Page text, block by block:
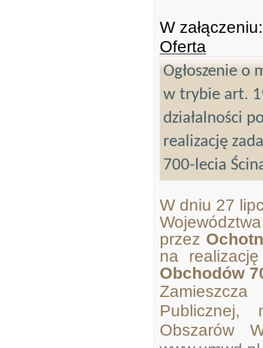
W załączeniu:
Oferta
Ogłoszenie o
w trybie art.
działalności
realizację
700-lecia
W dniu 27
przez
na
Obchodów
Publicznej,
Obszarów